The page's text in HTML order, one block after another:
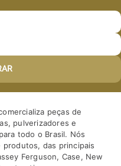
peças de
pulverizadores e
todo o Brasil. Nós
produtos, das principais
Ferguson, Case, New